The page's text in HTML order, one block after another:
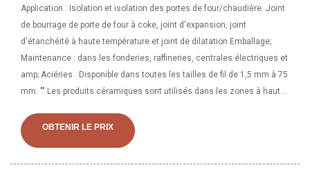
Application : Isolation et isolation des portes de four/chaudière. Joint
de bourrage de porte de four à coke, joint d'expansion, joint
d'étanchéité à haute température et joint de dilatation Emballage;
Maintenance : dans les fonderies, raffineries, centrales électriques et
amp; Aciéries . Disponible dans toutes les tailles de fil de 1,5 mm à 75
mm. "" Les produits céramiques sont utilisés dans les zones à haute
l'étanchéité aux gaz corrosifs/non corrosifs, à la vapeur surchauffée
et saturée et à de nombreuses autres applications. "" Les produits
OBTENIR LE PRIX